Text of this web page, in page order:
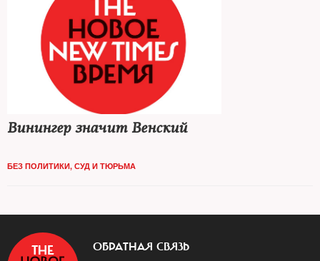
Винингер значит Венский
БЕЗ ПОЛИТИКИ, СУД И ТЮРЬМА
ОБРАТНАЯ СВЯЗЬ